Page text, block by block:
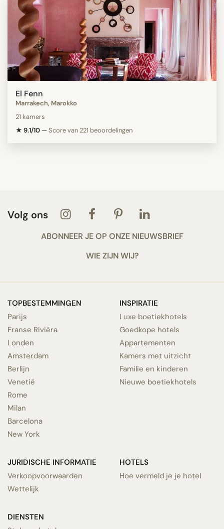
El Fenn
Marrakech, Marokko
21 kamers
★ 9.1/10 —Score van 221 beoordelingen
Volg ons
ABONNEER JE OP ONZE NIEUWSBRIEF
WIE ZIJN WIJ?
TOPBESTEMMINGEN
Parijs
Franse Rivièra
Londen
Amsterdam
Berlijn
Venetië
Rome
Milan
Barcelona
New York
INSPIRATIE
Luxe boetiekhotels
Goedkope hotels
Appartementen
Kamers met uitzicht
Familie en kinderen
Nieuwe boetiekhotels
JURIDISCHE INFORMATIE
Verkoopvoorwaarden
Wettelijk
DIENSTEN
HOTELS
Hoe vermeld je je hotel